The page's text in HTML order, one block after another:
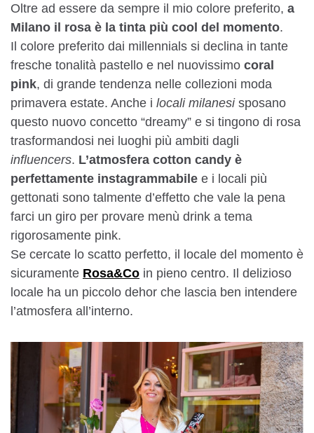
Oltre ad essere da sempre il mio colore preferito, a
Milano il rosa è la tinta più cool del momento.
Il colore preferito dai millennials si declina in tante
fresche tonalità pastello e nel nuovissimo coral
pink, di grande tendenza nelle collezioni moda
primavera estate. Anche i locali milanesisposano
questo nuovo concetto “dreamy” e si tingono di rosa
trasformandosi nei luoghi più ambiti dagli
influencers. L’atmosfera cotton candy è
perfettamente instagrammabile e i locali più
gettonati sono talmente d’effetto che vale la pena
farci un giro per provare menù drink a tema
rigorosamente pink.
Se cercate lo scatto perfetto, il locale del momento è
sicuramente Rosa&Co in pieno centro. Il delizioso
locale ha un piccolo dehor che lascia ben intendere
l’atmosfera all’interno.